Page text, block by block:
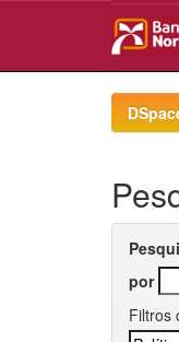
por
Filtros